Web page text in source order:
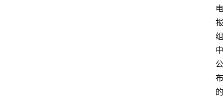
电
报
组
中
公
布
的